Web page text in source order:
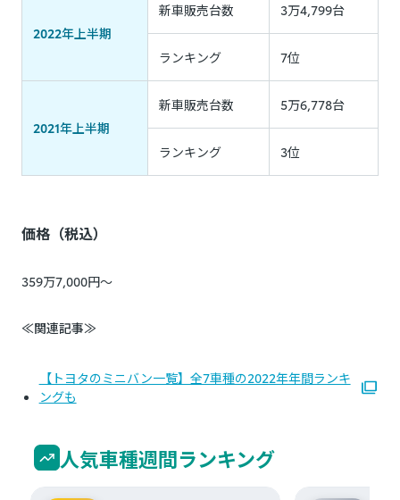
2022年上半期
新車販売台数 3万4,799台
ランキング 7位
2021年上半期
新車販売台数 5万6,778台
ランキング 3位
価格（税込）
359万7,000円～
≪関連記事≫
【トヨタのミニバン一覧】全7車種の2022年年間ランキ
ングも